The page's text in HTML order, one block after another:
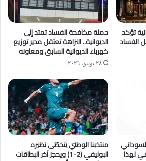
تؤكد
الفساد
حملة مكافحة الفساد تمتد إلى
الديوانية.. النزاهة تعتقل مدير توزيع
كهرباء الديوانية السابق ومعاونه
٢٨ يونيو، ٢٠٢٦
لهذا
منتخبنا الوطني يتخطّى نظيره
البوليفي (2-1) ويحجز آخر البطاقات